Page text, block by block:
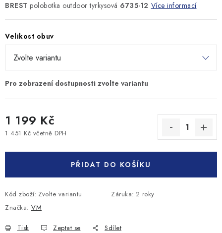
BREST polobotka outdoor tyrkysová 6735-12 Více informací
Velikost obuv
1 199 Kč
1 451 Kč včetně DPH
PŘIDAT DO KOŠÍKU
Kód zboží: Zvolte variantu Záruka: 2 roky
Značka: VM
Tisk Zeptat se Sdílet